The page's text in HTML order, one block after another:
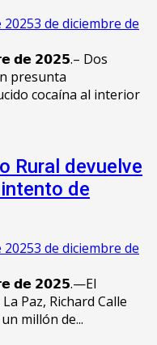
20253 de diciembre de
𝗱𝗲 𝟮𝟬𝟮𝟱.– Dos
presunta
cocaína al interior
Rural devuelve
de
20253 de diciembre de
𝗱𝗲 𝟮𝟬𝟮𝟱.—El
Paz, Richard Calle
millón de...